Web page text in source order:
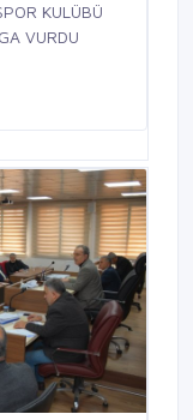
KULÜBÜ
VURDU